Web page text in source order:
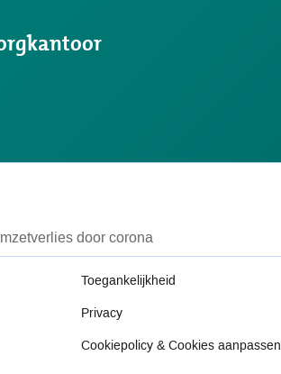
door corona
Toegankelijkheid
Privacy
Cookiepolicy & Cookies aanpassen